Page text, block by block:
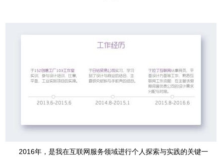
2016年，是我在互联网服务领域进行个人探索与实践的关键一